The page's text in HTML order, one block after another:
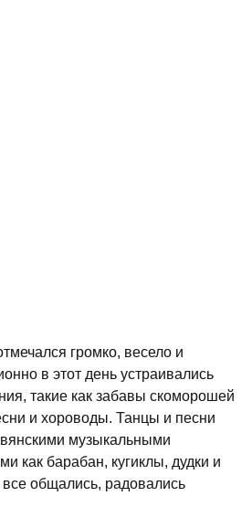
громко, весело и
в этот день устраивались
такие как забавы скоморошей
и хороводы. Танцы и песни
музыкальными
как барабан, кугиклы, дудки и
все общались, радовались